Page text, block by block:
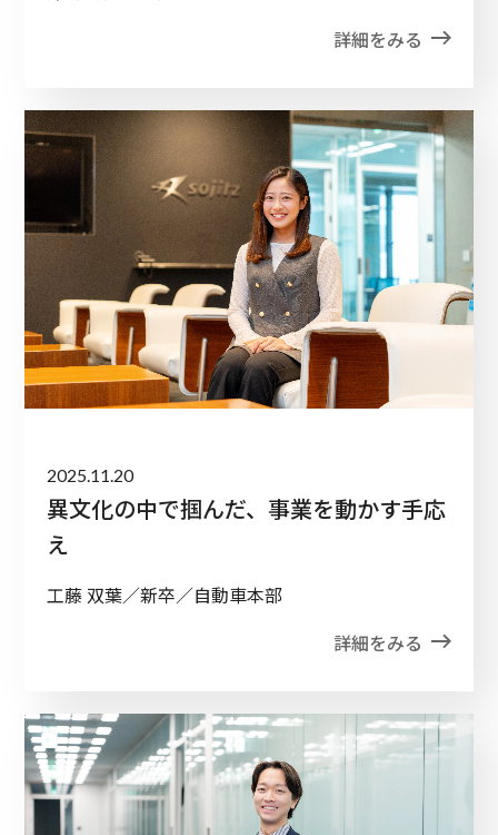
詳細をみる
2025.11.20
異文化の中で掴んだ、事業を動かす手応
え
工藤 双葉／新卒／自動車本部
詳細をみる